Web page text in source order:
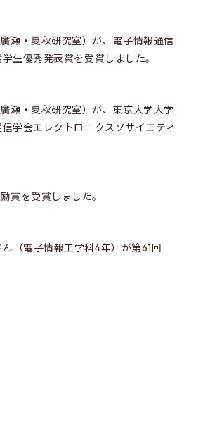
瀬・夏秋研究室）が、電子情報通信
生優秀発表賞を受賞しました。
瀬・夏秋研究室）が、東京大学大学
学会エレクトロニクスソサイエティ
賞を受賞しました。
（電子情報工学科4年）が第61回